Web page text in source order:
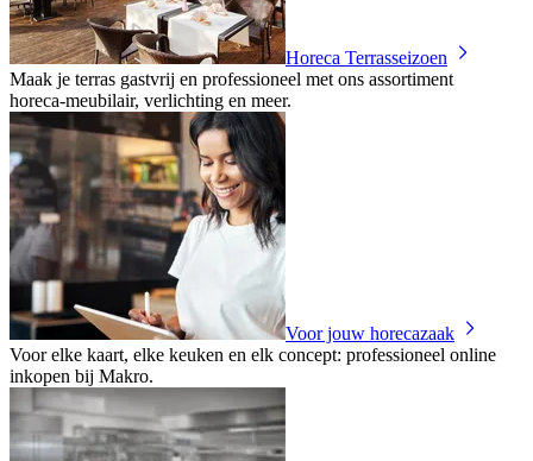
Horeca Terrasseizoen
Maak je terras gastvrij en professioneel met ons assortiment
horeca‑meubilair, verlichting en meer.
Voor jouw horecazaak
Voor elke kaart, elke keuken en elk concept: professioneel online
inkopen bij Makro.